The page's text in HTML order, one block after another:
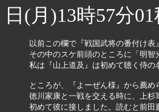
日(月)13時57分
以前この欄で『戦国武将の番付け
その中のスケ前頭のところに「明
私は『山上道及』は初めて聴く侍
ところが、『よーぜん様』から薦
徳川家康と一戦を交える時に、上
初めて彼に接しました。読むと前